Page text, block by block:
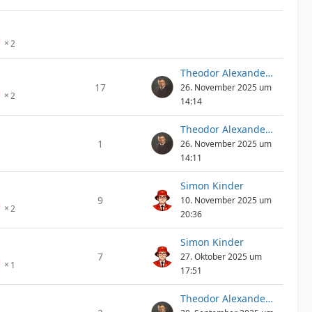
2
2
17
Theodor Alexander Epp
26. November 2025 um
14:14
1
Theodor Alexander Epp
26. November 2025 um
14:11
2
9
Simon Kinder
10. November 2025 um
20:36
1
7
Simon Kinder
27. Oktober 2025 um
17:51
Theodor Alexander Epp